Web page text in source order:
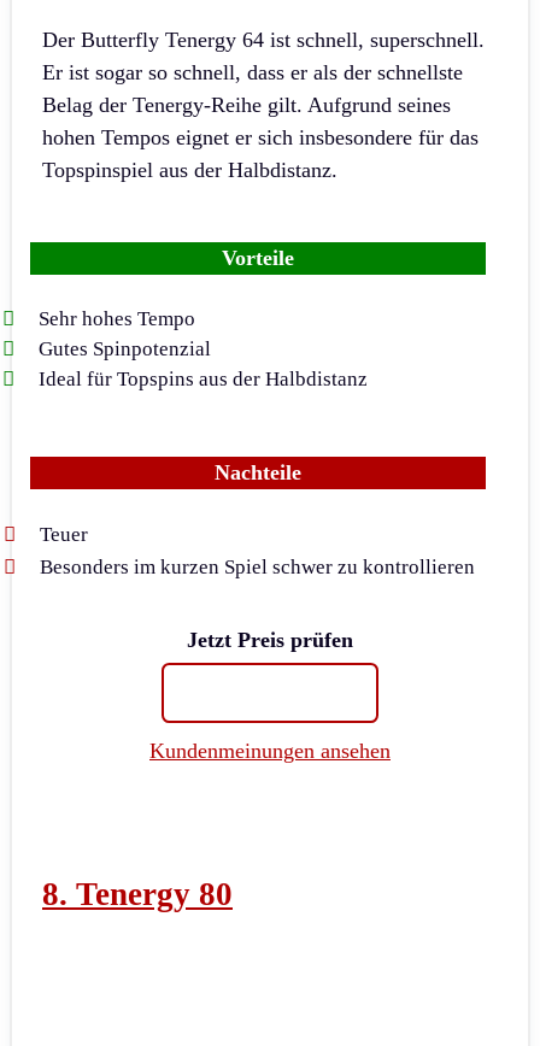
Der Butterfly Tenergy 64 ist schnell, superschnell.
Er ist sogar so schnell, dass er als der schnellste
Belag der Tenergy-Reihe gilt. Aufgrund seines
hohen Tempos eignet er sich insbesondere für das
Topspinspiel aus der Halbdistanz.
Vorteile
Sehr hohes Tempo
Gutes Spinpotenzial
Ideal für Topspins aus der Halbdistanz
Nachteile
Teuer
Besonders im kurzen Spiel schwer zu kontrollieren
Jetzt Preis prüfen
Kundenmeinungen ansehen
8. Tenergy 80